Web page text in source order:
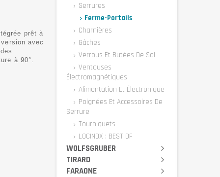
prêt à
avec
à 90°.
Serrures
Ferme-Portails
Charnières
Gâches
Verrous Et Butées De Sol
Ventouses
Électromagnétiques
Alimentation Et Électronique
Poignées Et Accessoires De
Serrure
Tourniquets
LOCINOX : BEST OF
WOLFSGRUBER
TIRARD
FARAONE